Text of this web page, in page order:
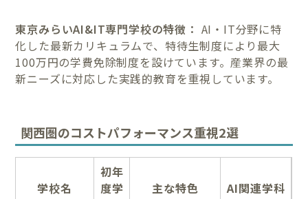
東京みらいAI&IT専門学校の特徴： AI・IT分野に特
化した最新カリキュラムで、特待生制度により最大
100万円の学費免除制度を設けています。産業界の最
新ニーズに対応した実践的教育を重視しています。
関西圏のコストパフォーマンス重視2選
学校名
初年
度学
主な特色 AI関連学科